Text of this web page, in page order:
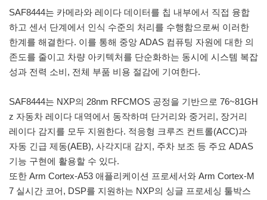
SAF8444는 카메라와 레이다 데이터를 칩 내부에서 직접 융합
하고 센서 단계에서 인식 수준의 처리를 수행함으로써 이러한
한계를 해결한다. 이를 통해 중앙 ADAS 컴퓨팅 자원에 대한 의
존도를 줄이고 차량 아키텍처를 단순화하는 동시에 시스템 복잡
성과 전력 소비, 전체 부품 비용 절감에 기여한다.
SAF8444는 NXP의 28nm RFCMOS 공정을 기반으로 76~81GH
z 자동차 레이다 대역에서 동작하며 단거리와 중거리, 장거리
레이다 감지를 모두 지원한다. 적응형 크루즈 컨트롤(ACC)과
자동 긴급 제동(AEB), 사각지대 감지, 주차 보조 등 주요 ADAS
기능 구현에 활용할 수 있다.
또한 Arm Cortex-A53 애플리케이션 프로세서와 Arm Cortex-M
7 실시간 코어, DSP를 지원하는 NXP의 싱글 프로세싱 툴박스